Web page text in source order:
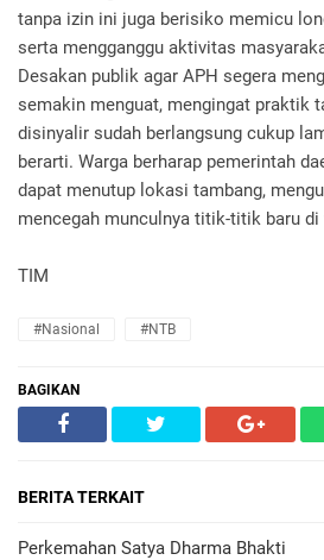
tanpa izin ini juga berisiko memicu
serta mengganggu aktivitas
Desakan publik agar APH segera
semakin menguat, mengingat praktik
disinyalir sudah berlangsung cukup
berarti. Warga berharap pemerintah
dapat menutup lokasi tambang,
mencegah munculnya titik-titik baru
TIM
#Nasional #NTB
BAGIKAN
BERITA TERKAIT
Perkemahan Satya Dharma Bhakti